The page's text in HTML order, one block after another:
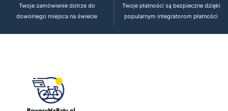
Twoje zamówienie dotrze do
dowolnego miejsca na świecie
Twoje płatności są bezpieczne dzięki
popularnym integratorom płatności